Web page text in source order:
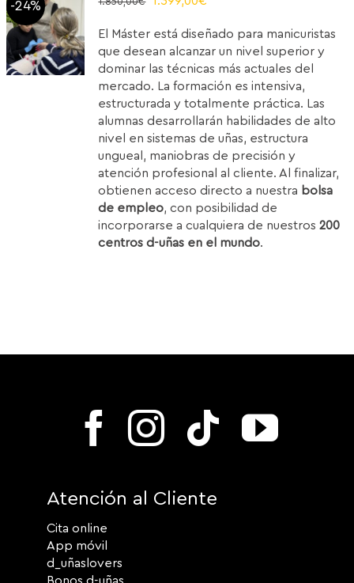
-24%
was:
1.850,00€.
is:
1.399,00€.
El Máster está diseñado para manicuristas
que desean alcanzar un nivel superior y
dominar las técnicas más actuales del
mercado. La formación es intensiva,
estructurada y totalmente práctica. Las
alumnas desarrollarán habilidades de alto
nivel en sistemas de uñas, estructura
ungueal, maniobras de precisión y
atención profesional al cliente. Al finalizar,
obtienen acceso directo a nuestra bolsa
de empleo, con posibilidad de
incorporarse a cualquiera de nuestros200
centros d-uñas en el mundo.
Atención al Cliente
Cita online
App móvil
d_uñaslovers